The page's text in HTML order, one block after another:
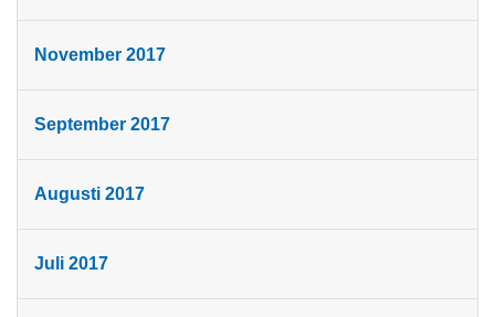
November 2017
September 2017
Augusti 2017
Juli 2017